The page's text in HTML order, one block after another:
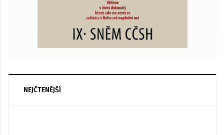
NEJČTENĚJŠÍ